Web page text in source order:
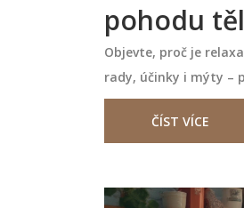
pohodu
Objevte, proč je
rady, účinky i mýty –
ČÍST VÍCE
pomoci při
Naučte se, jak
Jak se
svou
– tipy
se
Tento
července